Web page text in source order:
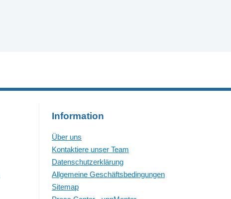
Information
Über uns
Kontaktiere unser Team
Datenschutzerklärung
Allgemeine Geschäftsbedingungen
Sitemap